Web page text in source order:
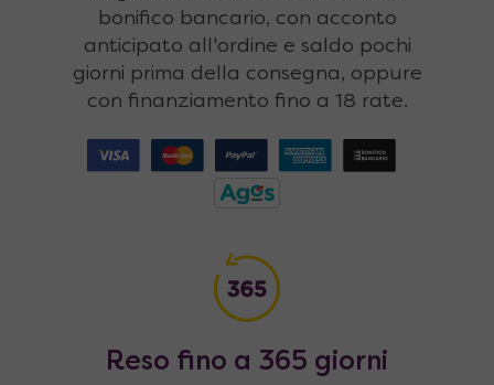
bonifico bancario, con acconto
anticipato all'ordine e saldo pochi
giorni prima della consegna, oppure
con finanziamento fino a 18 rate.
Reso fino a 365 giorni